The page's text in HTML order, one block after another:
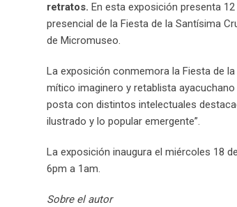
retratos. En esta exposición presenta
presencial de la Fiesta de la Santísima
de Micromuseo.
La exposición conmemora la Fiesta de
mítico imaginero y retablista
posta con distintos intelectuales
ilustrado y lo popular emergente”.
La exposición inaugura el miércoles 18
6pm a 1am.
Sobre el autor